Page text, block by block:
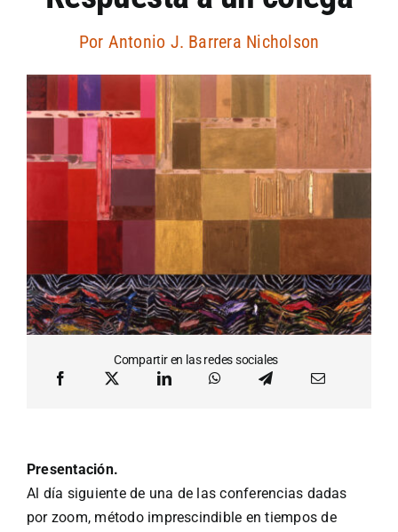
Artículos por autor
Artículos por sección
Por Antonio J. Barrera Nicholson
Compartir en las redes sociales
Presentación.
Al día siguiente de una de las conferencias dadas
por zoom, método imprescindible en tiempos de